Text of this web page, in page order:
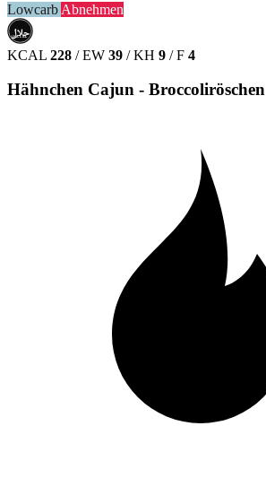
Lowcarb Abnehmen
حلال
HALAL
KCAL 228 / EW 39 / KH 9 / F 4
Hähnchen Cajun - Broccoliröschen